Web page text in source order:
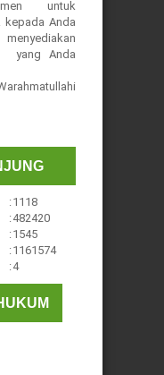
untuk
kepada Anda
yang Anda
:1118
:482420
:1545
:1161574
:4